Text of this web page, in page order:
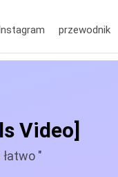
przewodnik
Video]
"